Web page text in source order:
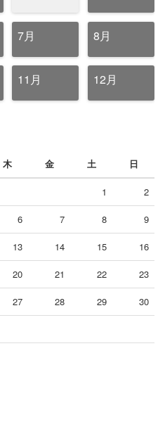
7月 8月
11月 12月
木 金 土 日
1 2
6 7 8 9
13 14 15 16
20 21 22 23
27 28 29 30